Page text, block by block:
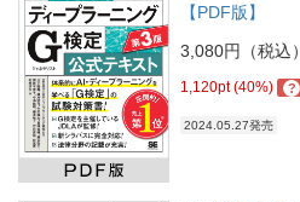
【PDF版】
3,080円（税込）
1,120pt (40%) ?
2024.05.27発売